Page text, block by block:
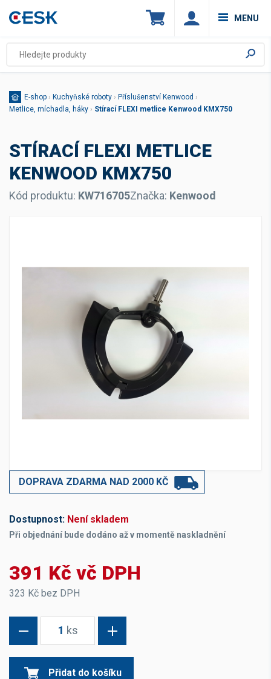
MENU
E-shop › Kuchyňské roboty › Příslušenství Kenwood ›
Metlice, míchadla, háky › Stírací FLEXI metlice Kenwood KMX750
STÍRACÍ FLEXI METLICE
KENWOOD KMX750
Kód produktu: KW716705Značka: Kenwood
DOPRAVA ZDARMA NAD 2000 KČ
Dostupnost: Není skladem
Při objednání bude dodáno až v momentě naskladnění
391 Kč vč DPH
323 Kč bez DPH
1 ks
Přidat do košíku